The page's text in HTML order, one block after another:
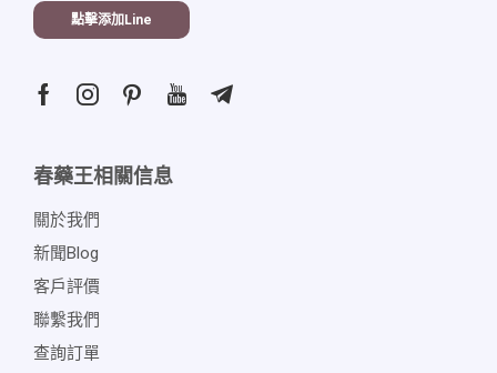
點擊添加line
春藥王相關信息
關於我們
新聞blog
客戶評價
聯繫我們
查詢訂單